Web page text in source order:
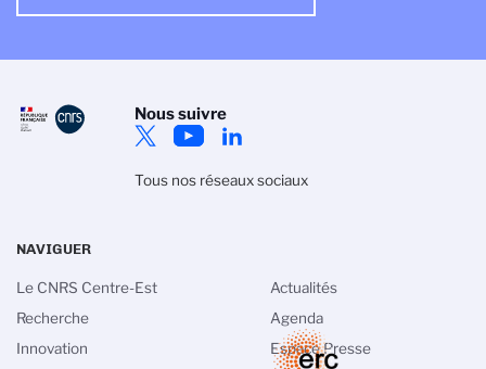
Nous suivre
Tous nos réseaux sociaux
NAVIGUER
Le CNRS Centre-Est
Recherche
Innovation
Actualités
Agenda
Espace Presse